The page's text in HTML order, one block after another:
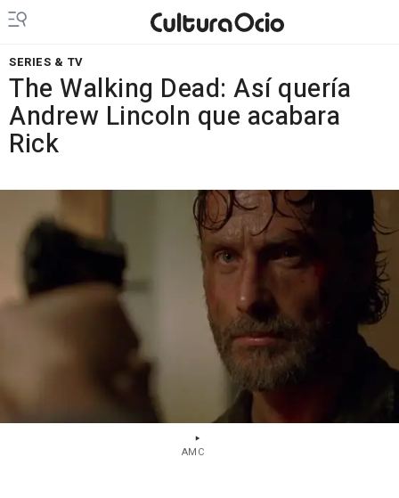
SERIES & TV
The Walking Dead: Así quería
Andrew Lincoln que acabara
Rick
AMC